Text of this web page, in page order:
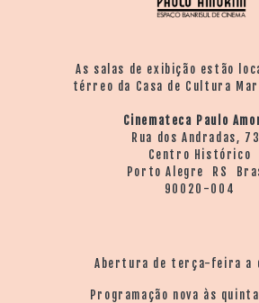
As salas de exibição estão
térreo da Casa de Cultura
Cinemateca Paulo
Rua dos Andradas,
Centro Histórico
Porto Alegre RS
90020-004
Abertura de terça-feira a
Programação nova às